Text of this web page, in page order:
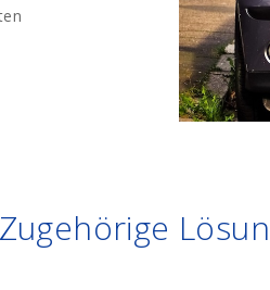
Zugehörige